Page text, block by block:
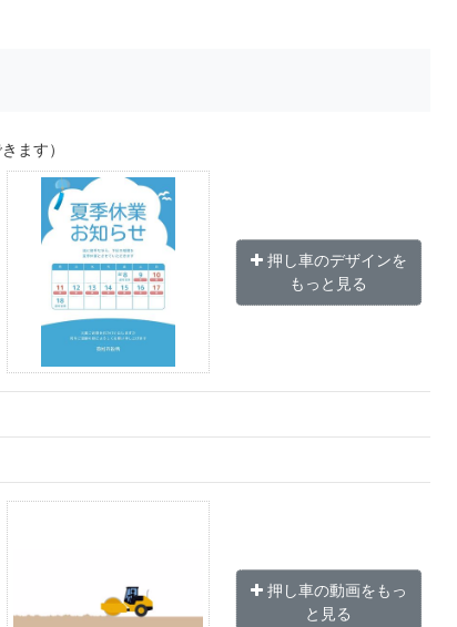
ます）
押し車のデザインを
もっと見る
押し車の動画をもっ
と見る